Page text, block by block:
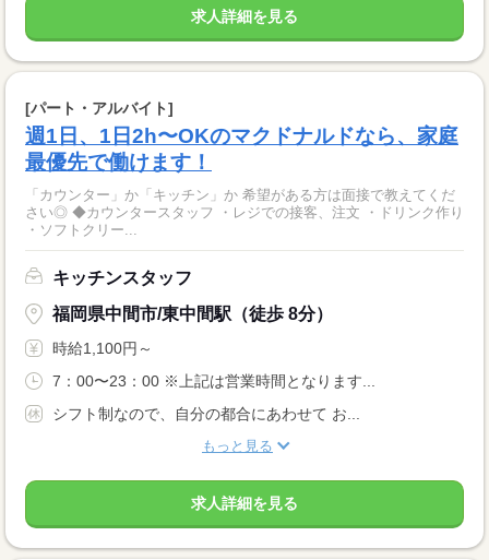
求人詳細を見る
[パート・アルバイト]
週1日、1日2h〜OKのマクドナルドなら、家庭
最優先で働けます！
「カウンター」か「キッチン」か 希望がある方は面接で教えてくだ
さい◎ ◆カウンタースタッフ ・レジでの接客、注文 ・ドリンク作り
・ソフトクリー...
キッチンスタッフ
福岡県中間市/東中間駅（徒歩 8分）
時給1,100円～
7：00〜23：00 ※上記は営業時間となります...
シフト制なので、自分の都合にあわせて お...
もっと見る
求人詳細を見る